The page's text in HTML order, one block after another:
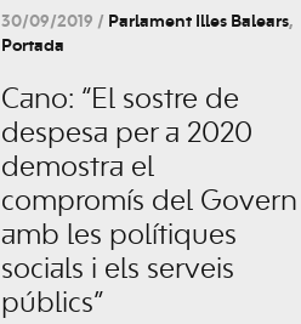
30/09/2019 / Parlament Illes Balears,
Portada
Cano: “El sostre de
despesa per a 2020
demostra el
compromís del Govern
amb les polítiques
socials i els serveis
públics”